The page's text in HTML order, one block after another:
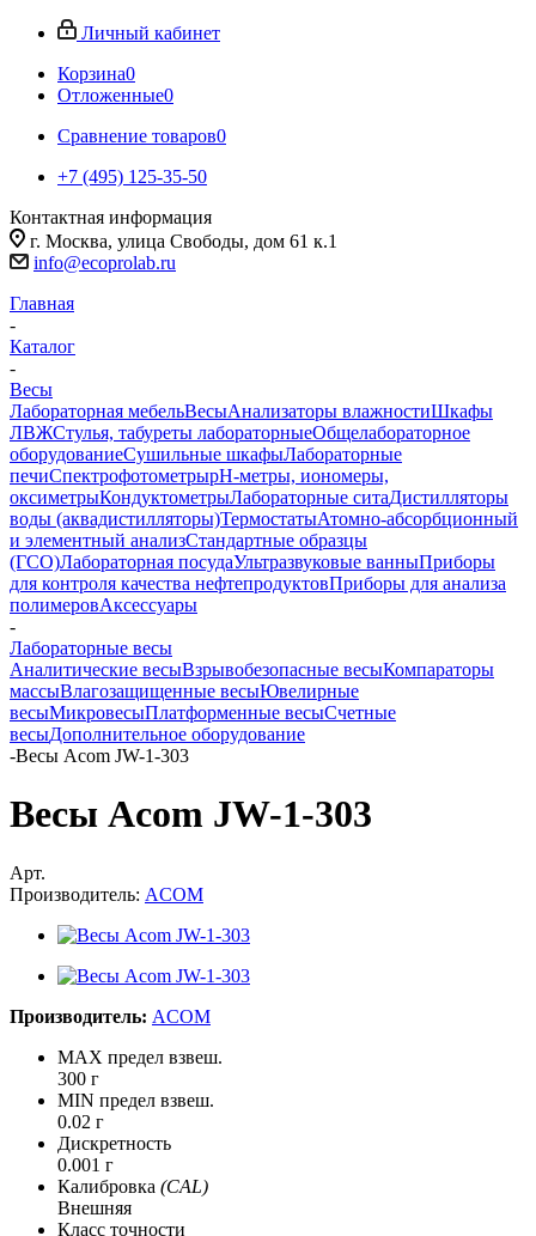
Личный кабинет
Корзина0
Отложенные0
Сравнение товаров0
+7 (495) 125-35-50
Контактная информация
г. Москва, улица Свободы, дом 61 к.1
info@ecoprolab.ru
Главная
-
Каталог
-
Весы
Лабораторная мебельВесыАнализаторы влажностиШкафы
ЛВЖСтулья, табуреты лабораторныеОбщелабораторное
оборудованиеСушильные шкафыЛабораторные
печиСпектрофотометрыpH-метры, иономеры,
оксиметрыКондуктометрыЛабораторные ситаДистилляторы
воды (аквадистилляторы)ТермостатыАтомно-абсорбционный
и элементный анализСтандартные образцы
(ГСО)Лабораторная посудаУльтразвуковые ванныПриборы
для контроля качества нефтепродуктовПриборы для анализа
полимеровАксессуары
-
Лабораторные весы
Аналитические весыВзрывобезопасные весыКомпараторы
массыВлагозащищенные весыЮвелирные
весыМикровесыПлатформенные весыСчетные
весыДополнительное оборудование
-Весы Acom JW-1-303
Весы Acom JW-1-303
Арт.
Производитель: ACOM
Производитель: ACOM
MAX предел взвеш.
300 г
MIN предел взвеш.
0.02 г
Дискретность
0.001 г
Калибровка (CAL)
Внешняя
Класс точности